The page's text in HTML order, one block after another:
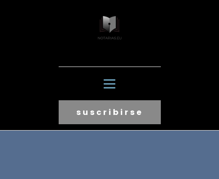
suscribirse